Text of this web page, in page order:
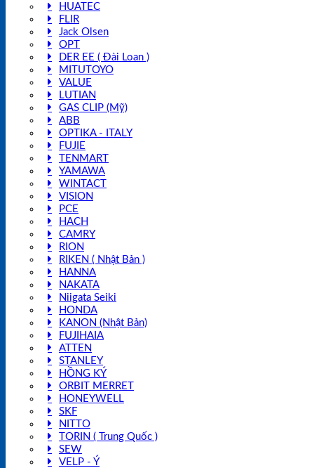
HUATEC
FLIR
Jack Olsen
OPT
DER EE ( Đài Loan )
MITUTOYO
VALUE
LUTIAN
GAS CLIP (Mỹ)
ABB
OPTIKA - ITALY
FUJIE
TENMART
YAMAWA
WINTACT
VISION
PCE
HACH
CAMRY
RION
RIKEN ( Nhật Bản )
HANNA
NAKATA
Niigata Seiki
HONDA
KANON (Nhật Bản)
FUJIHAIA
ATTEN
STANLEY
HỒNG KÝ
ORBIT MERRET
HONEYWELL
SKF
NITTO
TORIN ( Trung Quốc )
SEW
VELP - Ý